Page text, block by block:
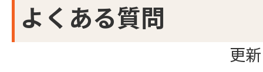
よくある質問
更